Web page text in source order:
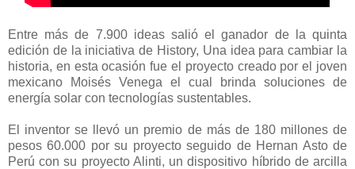
Entre más de 7.900 ideas salió el ganador de la quinta
edición de la iniciativa de History, Una idea para cambiar la
historia, en esta ocasión fue el proyecto creado por el joven
mexicano Moisés Venega el cual brinda soluciones de
energía solar con tecnologías sustentables.
El inventor se llevó un premio de más de 180 millones de
pesos 60.000 por su proyecto seguido de Hernan Asto de
Perú con su proyecto Alinti, un dispositivo híbrido de arcilla